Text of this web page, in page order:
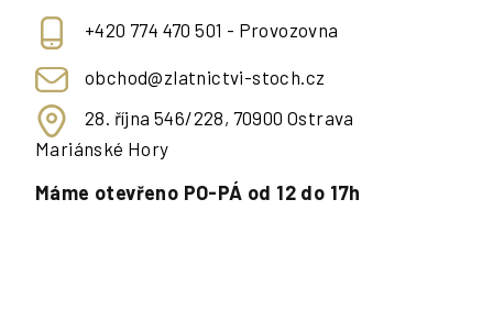
+420 774 470 501 - Provozovna
obchod@zlatnictvi-stoch.cz
28. října 546/228, 70900 Ostrava
Mariánské Hory
Máme otevřeno PO-PÁ od 12 do 17h